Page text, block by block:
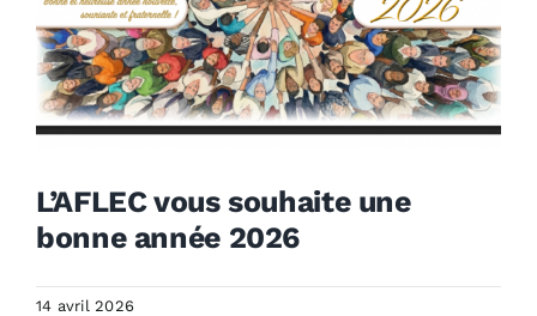
L’AFLEC vous souhaite une
bonne année 2026
14 avril 2026